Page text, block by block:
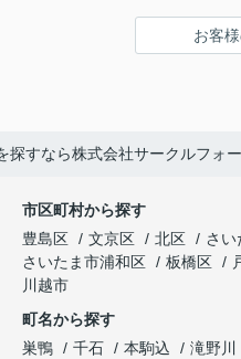
お客
探すなら株式会社サークルフォ
市区町村から探す
豊島区
文京区 北区 さい
さいたま市浦和区
板橋区
川越市
町名から探す
巣鴨
千石 本駒込 滝野川